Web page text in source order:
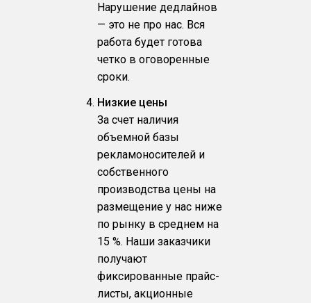
Нарушение дедлайнов
— это не про нас. Вся
работа будет готова
четко в оговоренные
сроки.
Низкие цены
За счет наличия
объемной базы
рекламоносителей и
собственного
производства цены на
размещение у нас ниже
по рынку в среднем на
15 %. Наши заказчики
получают
фиксированные прайс-
листы, акционные